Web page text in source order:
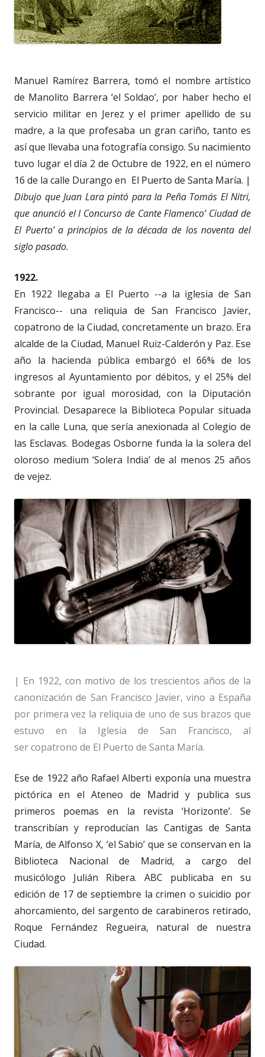
Manuel Ramírez Barrera, tomó el nombre artístico
de Manolito Barrera ‘el Soldao’, por haber hecho el
servicio militar en Jerez y el primer apellido de su
madre, a la que profesaba un gran cariño, tanto es
así que llevaba una fotografía consigo. Su nacimiento
tuvo lugar el día 2 de Octubre de 1922, en el número
16 de la calle Durango en El Puerto de Santa María. |
Dibujo que Juan Lara pintó para la Peña Tomás El Nitri,
que anunció el I Concurso de Cante Flamenco’ Ciudad de
El Puerto’ a principios de la década de los noventa del
siglo pasado.
1922.
En 1922 llegaba a El Puerto --a la iglesia de San
Francisco-- una reliquia de San Francisco Javier,
copatrono de la Ciudad, concretamente un brazo. Era
alcalde de la Ciudad, Manuel Ruiz-Calderón y Paz. Ese
año la hacienda pública embargó el 66% de los
ingresos al Ayuntamiento por débitos, y el 25% del
sobrante por igual morosidad, con la Diputación
Provincial. Desaparece la Biblioteca Popular situada
en la calle Luna, que sería anexionada al Colegio de
las Esclavas. Bodegas Osborne funda la la solera del
oloroso medium ‘Solera India’ de al menos 25 años
de vejez.
| En 1922, con motivo de los trescientos años de la
canonización de San Francisco Javier, vino a España
por primera vez la reliquia de uno de sus brazos que
estuvo en la Iglesia de San Francisco, al
sercopatrono de El Puerto de Santa María.
Ese de 1922 año Rafael Alberti exponía una muestra
pictórica en el Ateneo de Madrid y publica sus
primeros poemas en la revista ‘Horizonte’. Se
transcribían y reproducían las Cantigas de Santa
María, de Alfonso X, ‘el Sabio’ que se conservan en la
Biblioteca Nacional de Madrid, a cargo del
musicólogo Julián Ribera. ABC publicaba en su
edición de 17 de septiembre la crimen o suicidio por
ahorcamiento, del sargento de carabineros retirado,
Roque Fernández Regueira, natural de nuestra
Ciudad.